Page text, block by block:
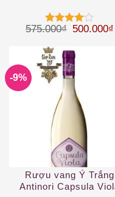
Được
45 sao
575.000₫ Giá gốc
500.000₫
-9%
Rượu vang Ý Trắng
Antinori Capsula